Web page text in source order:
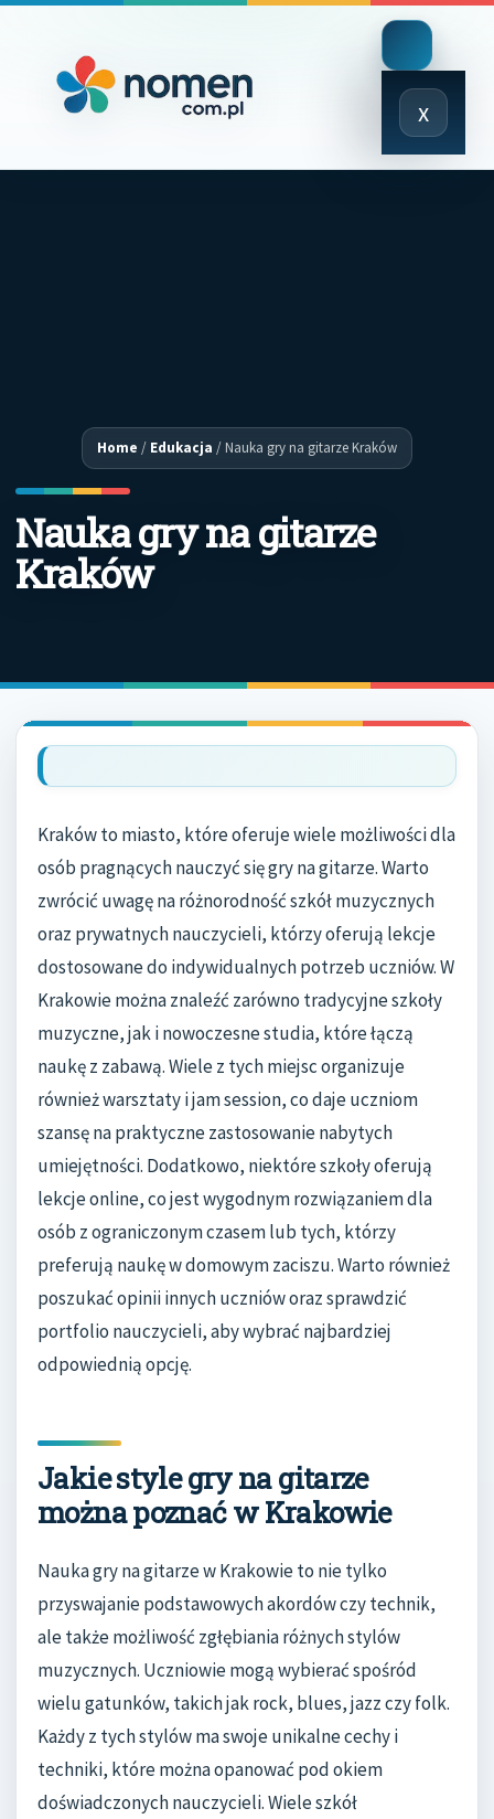
x
Close
Menu
Home / Edukacja /Nauka gry na gitarze Kraków
Nauka gry na gitarze
Kraków
Kraków to miasto, które oferuje wiele możliwości dla
osób pragnących nauczyć się gry na gitarze. Warto
zwrócić uwagę na różnorodność szkół muzycznych
oraz prywatnych nauczycieli, którzy oferują lekcje
dostosowane do indywidualnych potrzeb uczniów. W
Krakowie można znaleźć zarówno tradycyjne szkoły
muzyczne, jak i nowoczesne studia, które łączą
naukę z zabawą. Wiele z tych miejsc organizuje
również warsztaty i jam session, co daje uczniom
szansę na praktyczne zastosowanie nabytych
umiejętności. Dodatkowo, niektóre szkoły oferują
lekcje online, co jest wygodnym rozwiązaniem dla
osób z ograniczonym czasem lub tych, którzy
preferują naukę w domowym zaciszu. Warto również
poszukać opinii innych uczniów oraz sprawdzić
portfolio nauczycieli, aby wybrać najbardziej
odpowiednią opcję.
Jakie style gry na gitarze
można poznać w Krakowie
Nauka gry na gitarze w Krakowie to nie tylko
przyswajanie podstawowych akordów czy technik,
ale także możliwość zgłębiania różnych stylów
muzycznych. Uczniowie mogą wybierać spośród
wielu gatunków, takich jak rock, blues, jazz czy folk.
Każdy z tych stylów ma swoje unikalne cechy i
techniki, które można opanować pod okiem
doświadczonych nauczycieli. Wiele szkół